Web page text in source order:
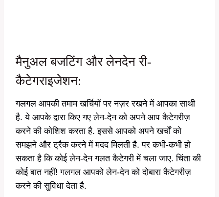
मैनुअल बजटिंग और लेनदेन री-
कैटेगराइजेशन:
गलगल आपकी तमाम खर्चियों पर नज़र रखने में आपका साथी
है. ये आपके द्वारा किए गए लेन-देन को अपने आप कैटेगरीज़
करने की कोशिश करता है. इससे आपको अपने खर्चों को
समझने और ट्रैक करने में मदद मिलती है. पर कभी-कभी हो
सकता है कि कोई लेन-देन गलत कैटेगरी में चला जाए. चिंता की
कोई बात नहीं! गलगल आपको लेन-देन को दोबारा कैटेगरीज़
करने की सुविधा देता है.